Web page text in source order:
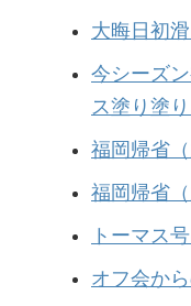
大晦日初滑
今シーズ
ス塗り塗り
福岡帰省
福岡帰省
トーマス
オフ会か